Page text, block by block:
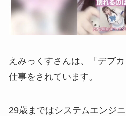
えみっくすさんは、「デブ
仕事をされています。
29歳まではシステムエンジ